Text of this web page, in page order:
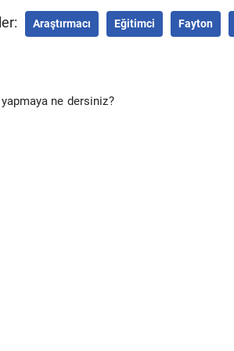
Araştırmacı Eğitimci Fayton
ne dersiniz?